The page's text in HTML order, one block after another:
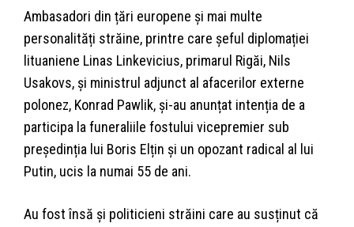
Ambasadori din țări europene și mai multe
personalități străine, printre care șeful diplomației
lituaniene Linas Linkevicius, primarul Rigăi, Nils
Usakovs, și ministrul adjunct al afacerilor externe
polonez, Konrad Pawlik, și-au anunțat intenția de a
participa la funeraliile fostului vicepremier sub
președinția lui Boris Elțin și un opozant radical al lui
Putin, ucis la numai 55 de ani.
Au fost însă și politicieni străini care au susținut că